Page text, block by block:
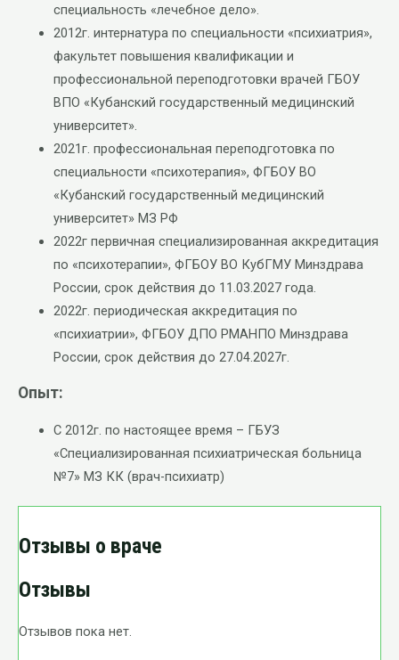
специальность «лечебное дело».
2012г. интернатура по специальности «психиатрия»,
факультет повышения квалификации и
профессиональной переподготовки врачей ГБОУ
ВПО «Кубанский государственный медицинский
университет».
2021г. профессиональная переподготовка по
специальности «психотерапия», ФГБОУ ВО
«Кубанский государственный медицинский
университет» МЗ РФ
2022г первичная специализированная аккредитация
по «психотерапии», ФГБОУ ВО КубГМУ Минздрава
России, срок действия до 11.03.2027 года.
2022г. периодическая аккредитация по
«психиатрии», ФГБОУ ДПО РМАНПО Минздрава
России, срок действия до 27.04.2027г.
Опыт:
С 2012г. по настоящее время – ГБУЗ
«Специализированная психиатрическая больница
№7» МЗ КК (врач-психиатр)
Отзывы о враче
Отзывы
Отзывов пока нет.